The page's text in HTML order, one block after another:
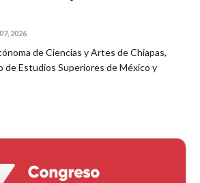
2026
de Ciencias y Artes de Chiapas,
de Estudios Superiores de México y